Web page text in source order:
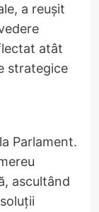
a reușit
atât
strategice
Parlament.
ascultând